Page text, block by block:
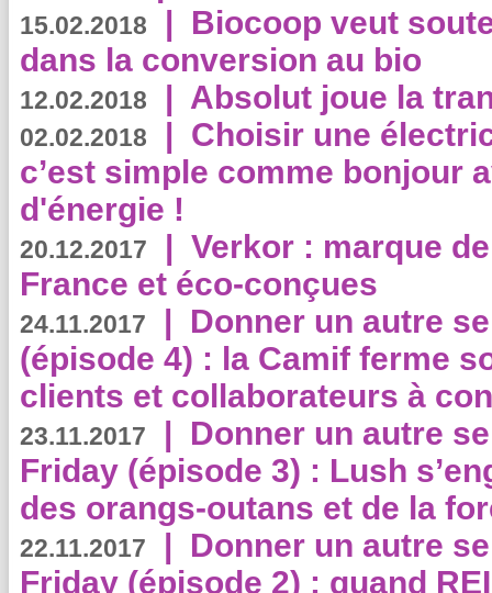
15.02.2018 | Biocoop veut
dans la conversion au bio
12.02.2018 | Absolut joue la
02.02.2018 | Choisir une
c’est simple comme bonjour
d'énergie !
20.12.2017 | Verkor : marque
France et éco-conçues
24.11.2017 | Donner un autre
(épisode 4) : la Camif ferme
clients et collaborateurs à
23.11.2017 | Donner un autre
Friday (épisode 3) : Lush
des orangs-outans et de la
22.11.2017 | Donner un autre
Friday (épisode 2) : quand